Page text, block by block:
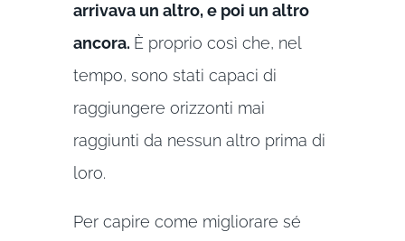
arrivava un altro, e poi un altro
ancora. È proprio così che, nel
tempo, sono stati capaci di
raggiungere orizzonti mai
raggiunti da nessun altro prima di
loro.
Per capire come migliorare sé